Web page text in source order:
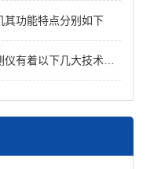
其功能特点分别如下
有着以下几大技术优势